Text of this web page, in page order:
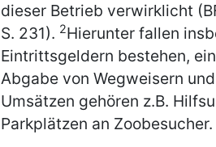
dieser Betrieb verwirklicht
S. 231). 2Hierunter fallen
Eintrittsgeldern bestehen,
Abgabe von Wegweisern
Umsätzen gehören z.B.
Parkplätzen an Zoobesucher.